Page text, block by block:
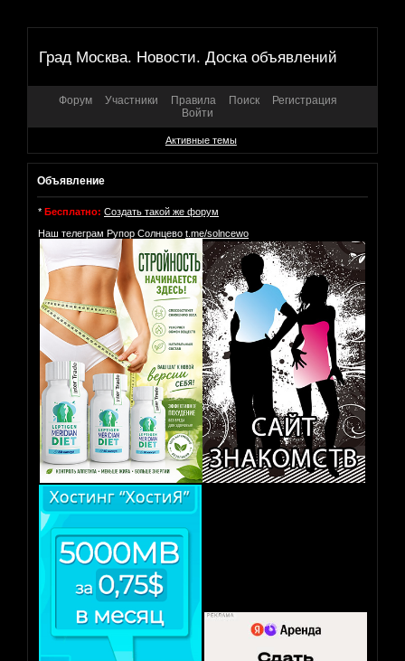
Град Москва. Новости. Доска объявлений
Форум Участники Правила Поиск
Регистрация
Войти
Активные темы
Объявление
* Бесплатно: Создать такой же форум
Наш телеграм Рупор Солнцево t.me/solncewo